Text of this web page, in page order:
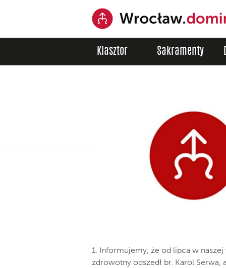
Klasztor Sakramenty
1. Informujemy, że od lipca w
zdrowotny odszedł br. Karol Serwa,